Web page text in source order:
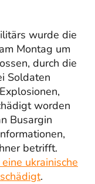
wurde die
Montag um
durch die
Soldaten
worden
Busargin
betrifft.
ukrainische
.